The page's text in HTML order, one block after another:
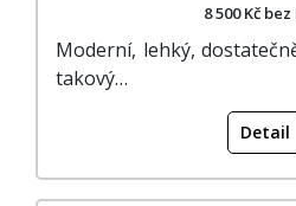
8 500 Kč bez
Moderní, lehký,
takový…
Detail